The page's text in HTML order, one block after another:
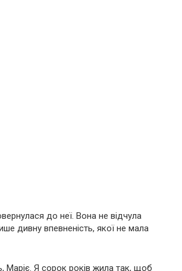
до неї. Вона не відчула
дивну впевненість, якої не мала
Маріє. Я сорок років жила так, щоб